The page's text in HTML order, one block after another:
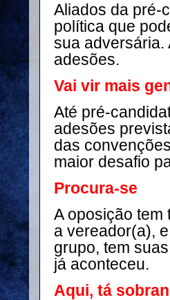
Aliados da pré-
política que
sua adversária.
adesões.
Vai vir mais
Até pré-
adesões
das
maior desafio
Procura-se
A oposição tem
a vereador(a),
grupo, tem
já aconteceu.
Aqui, tá